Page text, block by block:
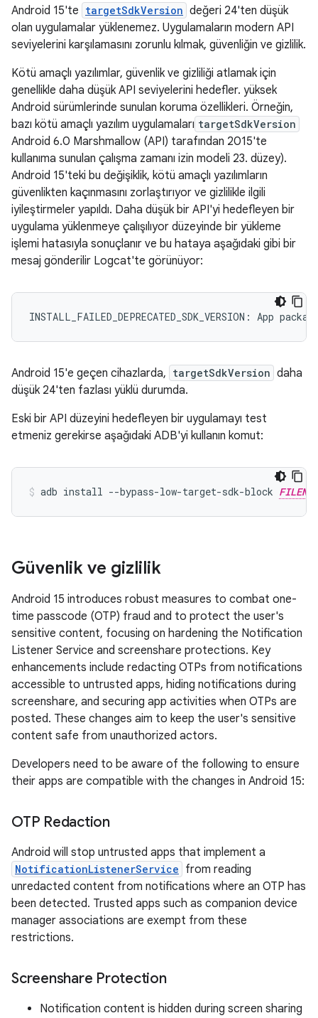
Android 15'te targetSdkVersion değeri 24'ten düşük
olan uygulamalar yüklenemez. Uygulamaların modern API
seviyelerini karşılamasını zorunlu kılmak, güvenliğin ve gizlilik.
Kötü amaçlı yazılımlar, güvenlik ve gizliliği atlamak için
genellikle daha düşük API seviyelerini hedefler. yüksek
Android sürümlerinde sunulan koruma özellikleri. Örneğin,
bazı kötü amaçlı yazılım uygulamaları targetSdkVersion
Android 6.0 Marshmallow (API) tarafından 2015'te
kullanıma sunulan çalışma zamanı izin modeli 23. düzey).
Android 15'teki bu değişiklik, kötü amaçlı yazılımların
güvenlikten kaçınmasını zorlaştırıyor ve gizlilikle ilgili
iyileştirmeler yapıldı. Daha düşük bir API'yi hedefleyen bir
uygulama yüklenmeye çalışılıyor düzeyinde bir yükleme
işlemi hatasıyla sonuçlanır ve bu hataya aşağıdaki gibi bir
mesaj gönderilir Logcat'te görünüyor:
Android 15'e geçen cihazlarda, targetSdkVersion daha
düşük 24'ten fazlası yüklü durumda.
Eski bir API düzeyini hedefleyen bir uygulamayı test
etmeniz gerekirse aşağıdaki ADB'yi kullanın komut:
adb install --bypass-low-target-sdk-block
Güvenlik ve gizlilik
Android 15 introduces robust measures to combat one-
time passcode (OTP) fraud and to protect the user's
sensitive content, focusing on hardening the Notification
Listener Service and screenshare protections. Key
enhancements include redacting OTPs from notifications
accessible to untrusted apps, hiding notifications during
screenshare, and securing app activities when OTPs are
posted. These changes aim to keep the user's sensitive
content safe from unauthorized actors.
Developers need to be aware of the following to ensure
their apps are compatible with the changes in Android 15:
OTP Redaction
Android will stop untrusted apps that implement a
NotificationListenerService from reading
unredacted content from notifications where an OTP has
been detected. Trusted apps such as companion device
manager associations are exempt from these
restrictions.
Screenshare Protection
Notification content is hidden during screen sharing